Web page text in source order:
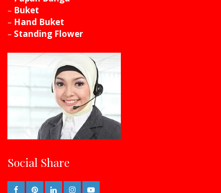
– Buket
– Hand Buket
– Standing Flower
Social Share